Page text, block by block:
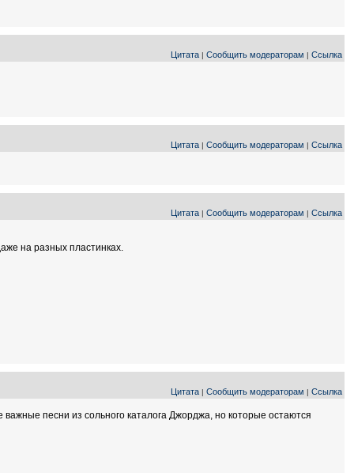
Цитата | Сообщить модераторам | Ссылка
Цитата | Сообщить модераторам | Ссылка
Цитата | Сообщить модераторам | Ссылка
на разных пластинках.
Цитата | Сообщить модераторам | Ссылка
песни из сольного каталога Джорджа, но которые остаются